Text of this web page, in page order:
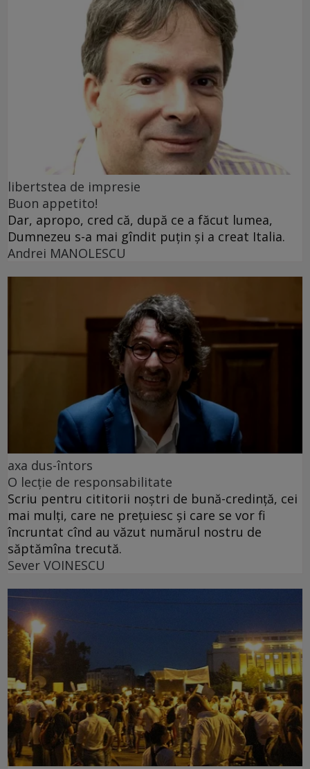
libertstea de impresie
Buon appetito!
Dar, apropo, cred că, după ce a făcut lumea,
Dumnezeu s-a mai gîndit puțin și a creat Italia.
Andrei MANOLESCU
axa dus-întors
O lecție de responsabilitate
Scriu pentru cititorii noștri de bună-credință, cei
mai mulți, care ne prețuiesc și care se vor fi
încruntat cînd au văzut numărul nostru de
săptămîna trecută.
Sever VOINESCU